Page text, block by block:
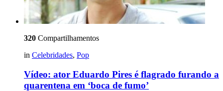
320 Compartilhamentos
in Celebridades, Pop
Vídeo: ator Eduardo Pires é flagrado furando a
quarentena em ‘boca de fumo’